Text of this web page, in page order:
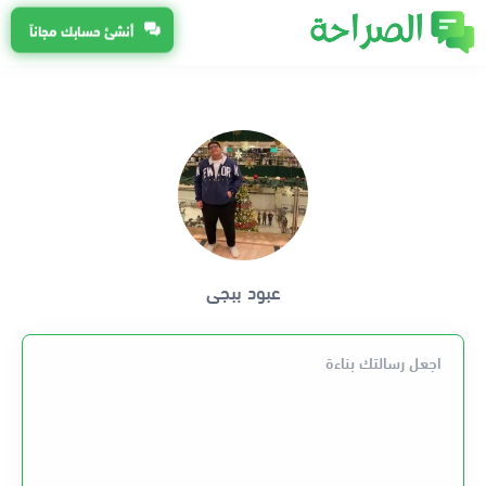
أنشئ حسابك مجاناً
عبود ببجى